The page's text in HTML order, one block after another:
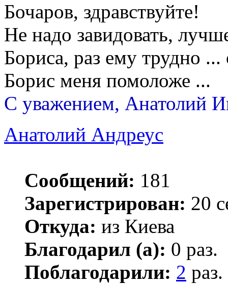
Бочаров, здравствуйте!
Не надо завидовать,
Бориса, раз ему трудно
Борис меня помоложе ...
С уважением, Анатолий
Анатолий Андреус
Сообщений: 181
Зарегистрирован: 20
Откуда: из Киева
Благодарил (а): 0 раз.
Поблагодарили: 2 раз.